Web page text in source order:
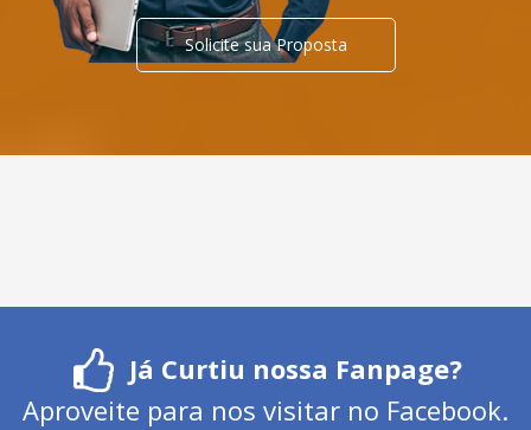
Solicite sua Proposta
Já Curtiu nossa Fanpage?
Aproveite para nos visitar no Facebook.